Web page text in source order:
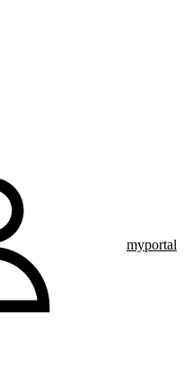
myportal